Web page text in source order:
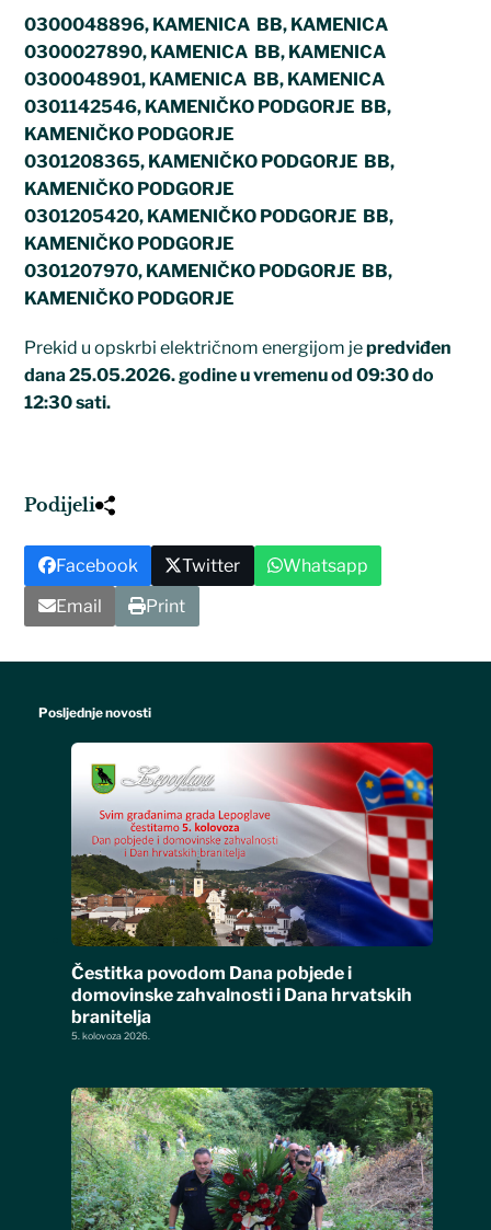
0300048896, KAMENICA BB, KAMENICA
0300027890, KAMENICA BB, KAMENICA
0300048901, KAMENICA BB, KAMENICA
0301142546, KAMENIČKO PODGORJE BB,
KAMENIČKO PODGORJE
0301208365, KAMENIČKO PODGORJE BB,
KAMENIČKO PODGORJE
0301205420, KAMENIČKO PODGORJE BB,
KAMENIČKO PODGORJE
0301207970, KAMENIČKO PODGORJE BB,
KAMENIČKO PODGORJE
Prekid u opskrbi električnom energijom jepredviđen
dana 25.05.2026. godine u vremenu od 09:30 do
12:30 sati.
Podijeli
Facebook Twitter
Whatsapp
Email
Print
Posljednje novosti
Čestitka povodom Dana pobjede i
domovinske zahvalnosti i Dana hrvatskih
branitelja
5. kolovoza 2026.